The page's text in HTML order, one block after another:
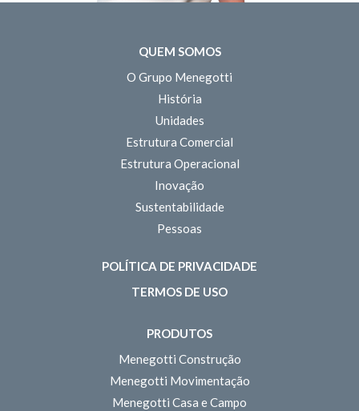
QUEM SOMOS
O Grupo Menegotti
História
Unidades
Estrutura Comercial
Estrutura Operacional
Inovação
Sustentabilidade
Pessoas
POLÍTICA DE PRIVACIDADE
TERMOS DE USO
PRODUTOS
Menegotti Construção
Menegotti Movimentação
Menegotti Casa e Campo